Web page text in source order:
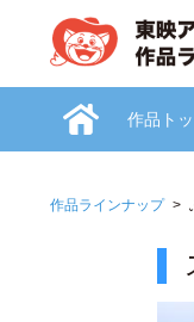
作品ラインナップ
作品ト